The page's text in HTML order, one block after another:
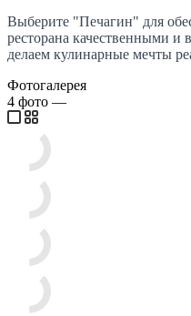
Выберите "Печагин" для
ресторана качественными
делаем кулинарные мечты
Фотогалерея
4 фото —